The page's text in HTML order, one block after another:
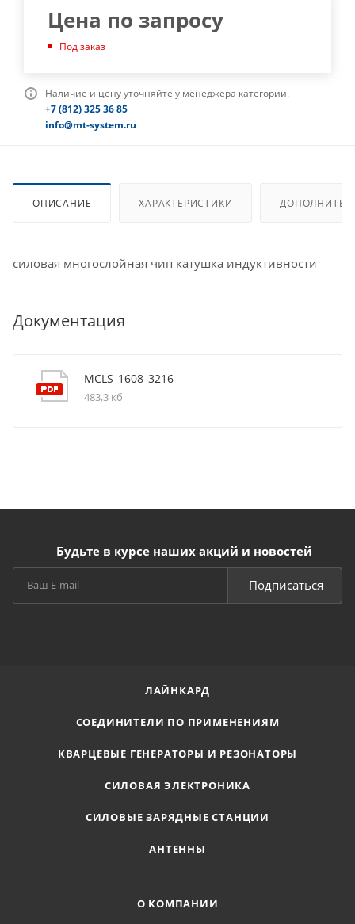
Цена по запросу
Под заказ
Наличие и цену уточняйте у менеджера категории.
+7 (812) 325 36 85
info@mt-system.ru
ОПИСАНИЕ ХАРАКТЕРИСТИКИ
силовая многослойная чип катушка индуктивности
Документация
MCLS_1608_3216
483,3 кб
Будьте в курсе наших акций и новостей
Подписаться
ЛАЙНКАРД
СОЕДИНИТЕЛИ ПО ПРИМЕНЕНИЯМ
КВАРЦЕВЫЕ ГЕНЕРАТОРЫ И РЕЗОНАТОРЫ
СИЛОВАЯ ЭЛЕКТРОНИКА
СИЛОВЫЕ ЗАРЯДНЫЕ СТАНЦИИ
АНТЕННЫ
О КОМПАНИИ